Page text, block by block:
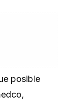
posible